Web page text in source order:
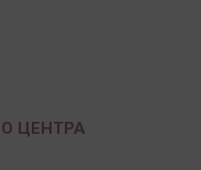
ЦЕНТРА